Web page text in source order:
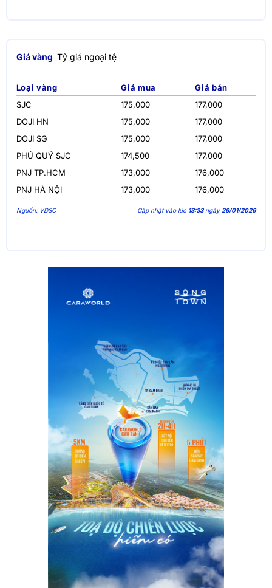
Giá vàng Tỷ giá ngoại tệ
Loại vàng Giá mua
Giá bán
SJC
175,000
177,000
DOJI HN
175,000
177,000
DOJI SG
175,000
177,000
PHÚ QUÝ SJC
174,500
177,000
PNJ TP.HCM
173,000
176,000
PNJ HÀ NỘI
173,000 176,000
Nguồn: VDSC Cập nhật vào lúc 13:33ngày 26/01/2026